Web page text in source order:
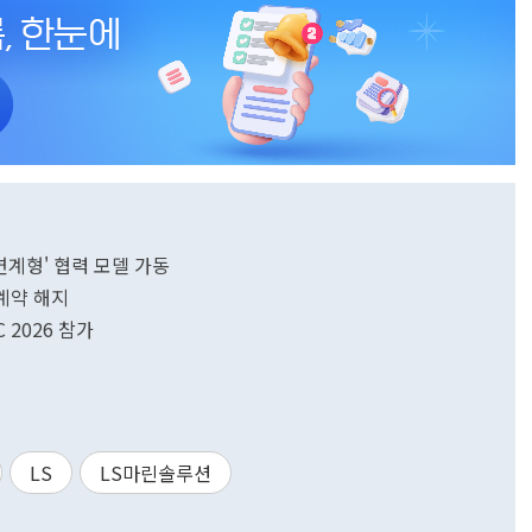
형' 협력 모델 가동
약 해지
2026 참가
LS LS마린솔루션